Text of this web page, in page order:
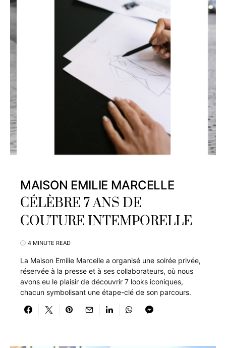
MAISON EMILIE MARCELLE
CÉLÈBRE 7 ANS DE
COUTURE INTEMPORELLE
4 MINUTE READ
La Maison Emilie Marcelle a organisé une soirée privée,
réservée à la presse et à ses collaborateurs, où nous
avons eu le plaisir de découvrir 7 looks iconiques,
chacun symbolisant une étape-clé de son parcours.